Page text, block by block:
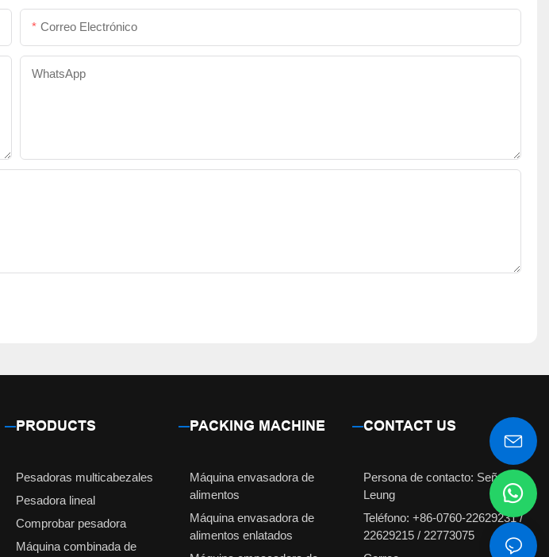
Correo Electrónico
WhatsApp
PRODUCTS
Pesadoras multicabezales
Pesadora lineal
Comprobar pesadora
Máquina combinada de
PACKING MACHINE
Máquina envasadora de
alimentos
Máquina envasadora de
alimentos enlatados
CONTACT US
Persona de contacto: Señorita
Leung
Teléfono: +86-0760-22629231 /
22629215 / 22773075